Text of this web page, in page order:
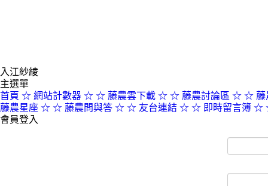
入江紗綾
主選單
首頁 ☆ 網站計數器 ☆☆ 藤農雲下載 ☆☆ 藤農討論區 ☆☆ 藤
藤農星座 ☆☆ 藤農問與答 ☆☆ 友台連結 ☆☆ 即時留言簿 ☆
會員登入